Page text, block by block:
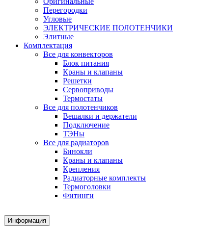
Перегородки
Угловые
ЭЛЕКТРИЧЕСКИЕ ПОЛОТЕНЧИКИ
Элитные
Комплектация
Все для конвекторов
Блок питания
Краны и клапаны
Решетки
Сервоприводы
Термостаты
Все для полотенчиков
Вешалки и держатели
Подключение
ТЭНы
Все для радиаторов
Бинокли
Краны и клапаны
Крепления
Радиаторные комплекты
Термоголовки
Фитинги
Информация